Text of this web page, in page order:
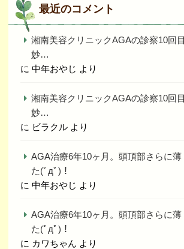
最近のコメント
湘南美容クリニックAGAの診察10回
妙…
に 中年おやじ より
湘南美容クリニックAGAの診察10回
妙…
に ビラクル より
AGA治療6年10ヶ月。頭頂部さらに薄
た(ﾟдﾟ)！
に 中年おやじ より
AGA治療6年10ヶ月。頭頂部さらに薄
た(ﾟдﾟ)！
に カワちゃん より